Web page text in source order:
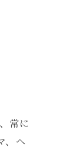
常に
、ヘ